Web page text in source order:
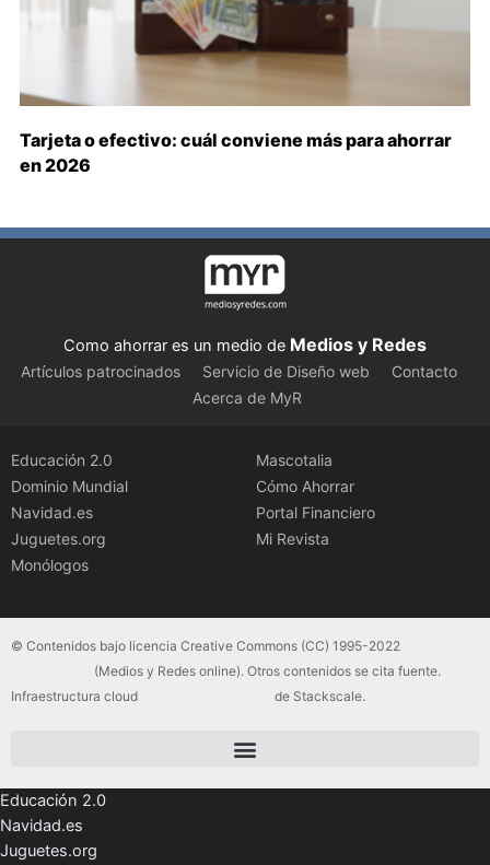
Tarjeta o efectivo: cuál conviene más para ahorrar
en 2026
Como ahorrar es un medio de Medios y Redes
Artículos patrocinados Servicio de Diseño web
Contacto
Acerca de MyR
Educación 2.0
Dominio Mundial
Navidad.es
Juguetes.org
Monólogos
Mascotalia
Cómo Ahorrar
Portal Financiero
Mi Revista
© Contenidos bajo licencia Creative Commons (CC) 1995-2022
(Medios y Redes online). Otros contenidos se cita fuente.
Infraestructura cloud
de Stackscale.
Educación 2.0
Navidad.es
Juguetes.org